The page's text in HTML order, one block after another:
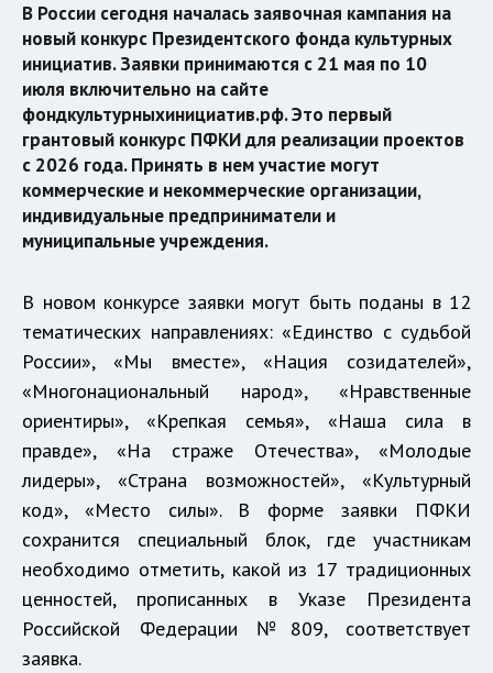
В России сегодня началась заявочная кампания на
новый конкурс Президентского фонда культурных
инициатив. Заявки принимаются с 21 мая по 10
июля включительно на сайте
фондкультурныхинициатив.рф. Это первый
грантовый конкурс ПФКИ для реализации проектов
с 2026 года. Принять в нем участие могут
коммерческие и некоммерческие организации,
индивидуальные предприниматели и
муниципальные учреждения.
В новом конкурсе заявки могут быть поданы в 12
тематических направлениях: «Единство с судьбой
России», «Мы вместе», «Нация созидателей»,
«Многонациональный народ», «Нравственные
ориентиры», «Крепкая семья», «Наша сила в
правде», «На страже Отечества», «Молодые
лидеры», «Страна возможностей», «Культурный
код», «Место силы». В форме заявки ПФКИ
сохранится специальный блок, где участникам
необходимо отметить, какой из 17 традиционных
ценностей, прописанных в Указе Президента
Российской Федерации №809, соответствует
заявка.